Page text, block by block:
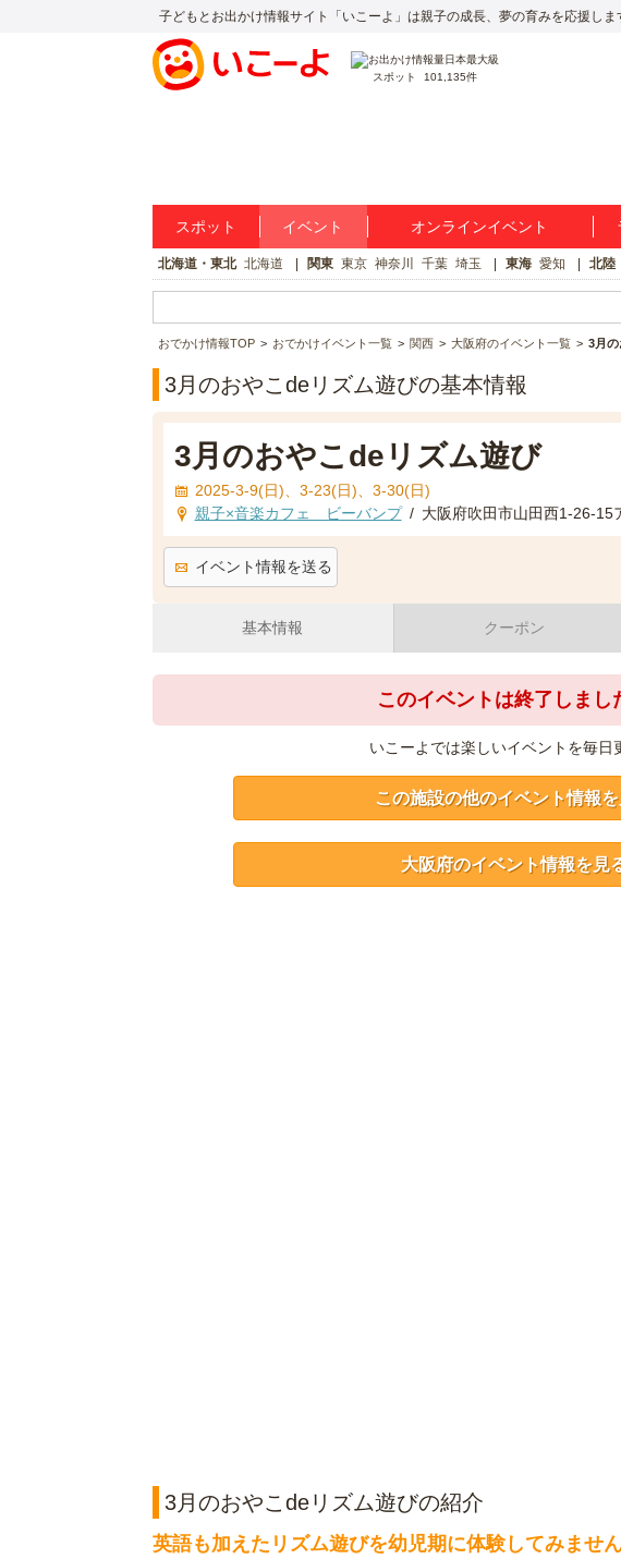
子どもとお出かけ情報サイト「いこーよ」は親子の成長、夢の育みを応援しま
スポット 101,135件
スポット イベント オンラインイベント
北海道・東北 北海道 関東 東京 神奈川 千葉 埼玉 東海 愛知 北陸
おでかけ情報TOP おでかけイベント一覧 関西 大阪府のイベント一覧 3月
3月のおやこdeリズム遊びの基本情報
3月のおやこdeリズム遊び
2025-3-9(日)、3-23(日)、3-30(日)
親子×音楽カフェ ビーバンプ / 大阪府吹田市山田西1-26-15
イベント情報を送る
基本情報 クーポン
このイベントは終了しまし
いこーよでは楽しいイベントを毎日
この施設の他のイベント情報
大阪府のイベント情報を見
3月のおやこdeリズム遊びの紹介
英語も加えたリズム遊びを幼児期に体験してみませ